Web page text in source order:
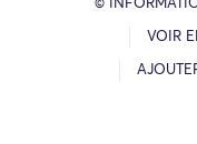
©
VOIR